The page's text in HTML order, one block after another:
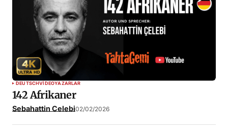
DEUTSCHVIDEOYAZARLAR
142 Afrikaner
Sebahattin Celebi02/02/2026